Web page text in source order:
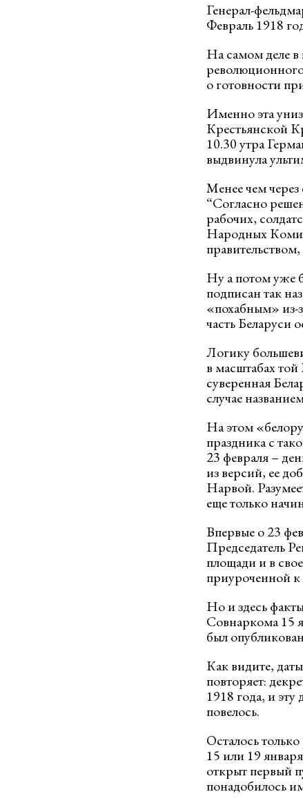
Генерал-
Февраль 1918
На самом деле в
о готовности
Именно эта
Крестьянской
10.30 утра
выдвинула
Менее чем
“Согласно
рабочих,
Народных
Ну а потом уже
подписан так
«похабным» из-
часть Беларуси
Логику
в масштабах
суверенная
случае
На этом
праздника с
23 февраля –
из версий, ее
Нарвой.
еще только
Впервые о 23
Председатель
площади и в
приуроченной к
Но и здесь
Совнаркома 15
был
Как видите,
повторяет:
1918 года, и эту
повелось.
Осталось
15 или 19
открыт первый
понадобилось